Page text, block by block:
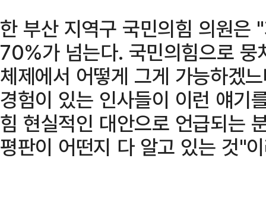
한 부산 지역구 국민의힘 의원은
70%가 넘는다. 국민의힘으로 뭉
체제에서 어떻게 그게 가능하겠
경험이 있는 인사들이 이런 얘기
힘 현실적인 대안으로 언급되는
평판이 어떤지 다 알고 있는 것"